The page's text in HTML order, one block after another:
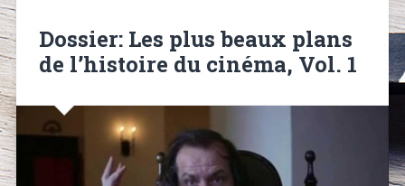
Dossier: Les plus beaux plans
de l’histoire du cinéma, Vol. 1